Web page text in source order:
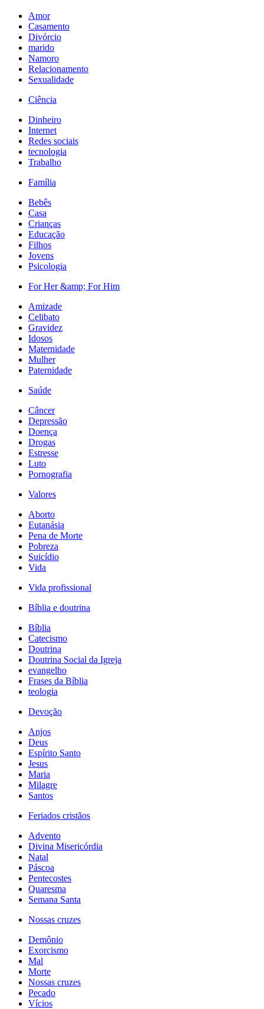
Amor
Casamento
Divórcio
marido
Namoro
Relacionamento
Sexualidade
Ciência
Dinheiro
Internet
Redes sociais
tecnologia
Trabalho
Família
Bebês
Casa
Crianças
Educação
Filhos
Jovens
Psicologia
For Her &amp; For Him
Amizade
Celibato
Gravidez
Idosos
Maternidade
Mulher
Paternidade
Saúde
Câncer
Depressão
Doença
Drogas
Estresse
Luto
Pornografia
Valores
Aborto
Eutanásia
Pena de Morte
Pobreza
Suicídio
Vida
Vida profissional
Bíblia e doutrina
Bíblia
Catecismo
Doutrina
Doutrina Social da Igreja
evangelho
Frases da Bíblia
teologia
Devoção
Anjos
Deus
Espírito Santo
Jesus
Maria
Milagre
Santos
Feriados cristãos
Advento
Divina Misericórdia
Natal
Páscoa
Pentecostes
Quaresma
Semana Santa
Nossas cruzes
Demônio
Exorcismo
Mal
Morte
Nossas cruzes
Pecado
Vícios